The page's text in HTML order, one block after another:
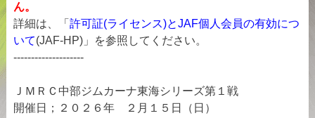
ん。
詳細は、「 許可証(ライセンス)とJAF個人会員の有効につ
いて(JAF-HP)」を参照してください。
--------------------
ＪＭＲＣ中部ジムカーナ東海シリーズ第１戦
開催日；２０２６年 ２月１５日（日）